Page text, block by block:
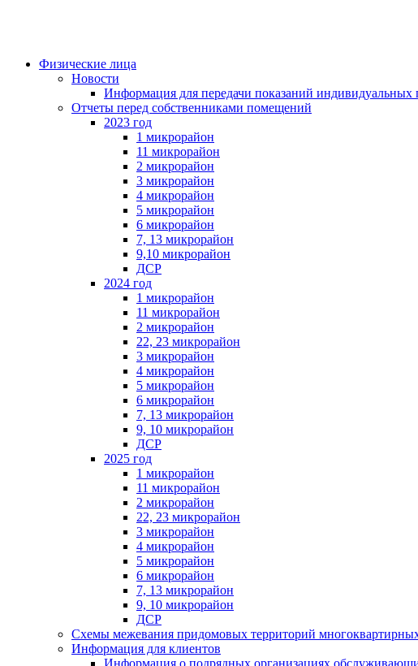
Физические лица
Новости
Информация для передачи показаний индивидуальных
Отчеты перед собственниками помещений
2023 год
1 микрорайон
11 микрорайон
2 микрорайон
3 микрорайон
4 микрорайон
5 микрорайон
6 микрорайон
7, 13 микрорайон
9,10 микрорайон
ДСР
2024 год
1 микрорайон
11 микрорайон
2 микрорайон
22, 23 микрорайон
3 микрорайон
4 микрорайон
5 микрорайон
6 микрорайон
7, 13 микрорайон
9, 10 микрорайон
ДСР
2025 год
1 микрорайон
11 микрорайон
2 микрорайон
22, 23 микрорайон
3 микрорайон
4 микрорайон
5 микрорайон
6 микрорайон
7, 13 микрорайон
9, 10 микрорайон
ДСР
Схемы межевания придомовых территорий
Информация для клиентов
Информация о подрядных организациях